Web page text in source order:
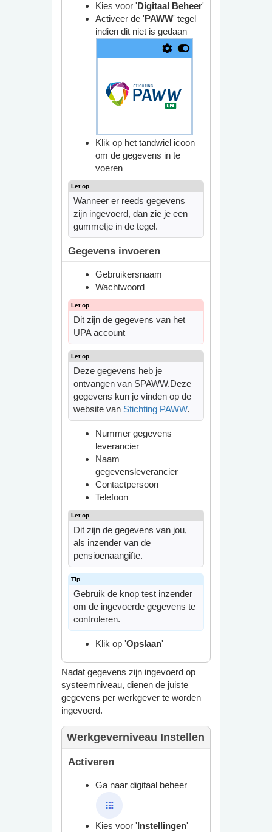
Kies voor 'Digitaal Beheer'
Activeer de 'PAWW' tegel
indien dit niet is gedaan
Klik op het tandwiel icoon
om de gegevens in te
voeren
Wanneer er reeds gegevens
zijn ingevoerd, dan zie je een
gummetje in de tegel.
Gegevens invoeren
Gebruikersnaam
Wachtwoord
Dit zijn de gegevens van het
UPA account
Deze gegevens heb je
ontvangen van SPAWW.Deze
gegevens kun je vinden op de
website van Stichting PAWW.
Nummer gegevens
leverancier
Naam
gegevensleverancier
Contactpersoon
Telefoon
Dit zijn de gegevens van jou,
als inzender van de
pensioenaangifte.
Gebruik de knop test inzender
om de ingevoerde gegevens te
controleren.
Klik op 'Opslaan'
Nadat gegevens zijn ingevoerd op
systeemniveau, dienen de juiste
gegevens per werkgever te worden
ingevoerd.
Werkgeverniveau Instellen
Activeren
Ga naar digitaal beheer
Kies voor 'Instellingen'